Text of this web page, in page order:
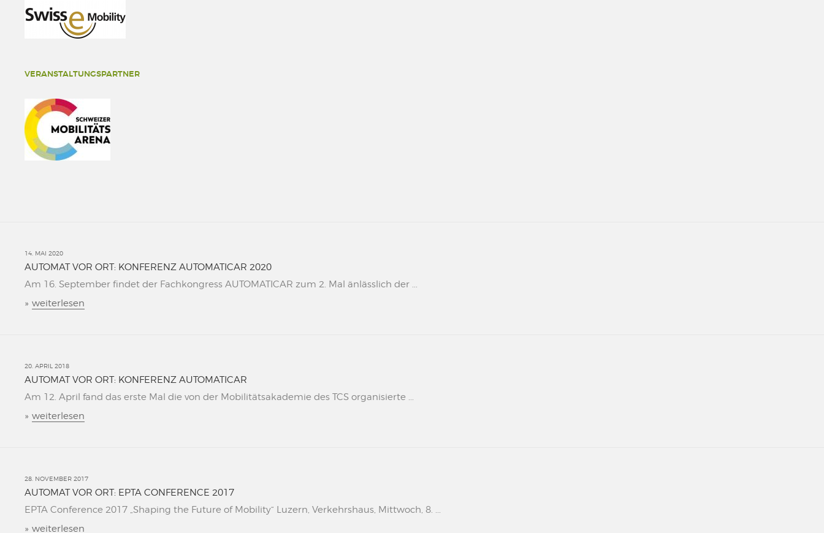
VERANSTALTUNGSPARTNER
14. MAI 2020
AUTOMAT VOR ORT: KONFERENZ AUTOMATICAR 2020
Am 16. September findet der Fachkongress AUTOMATICAR zum 2. Mal änlässlich der ...
» weiterlesen
20. APRIL 2018
AUTOMAT VOR ORT: KONFERENZ AUTOMATICAR
Am 12. April fand das erste Mal die von der Mobilitätsakademie des TCS organisierte ...
» weiterlesen
28. NOVEMBER 2017
AUTOMAT VOR ORT: EPTA CONFERENCE 2017
EPTA Conference 2017 „Shaping the Future of Mobility“ Luzern, Verkehrshaus, Mittwoch, 8. ...
» weiterlesen